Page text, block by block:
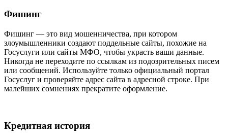
Фишинг
Фишинг — это вид мошенничества, при котором
злоумышленники создают поддельные сайты, похожие на
Госуслуги или сайты МФО, чтобы украсть ваши данные.
Никогда не переходите по ссылкам из подозрительных писем
или сообщений. Используйте только официальный портал
Госуслуг и проверяйте адрес сайта в адресной строке. При
малейших сомнениях прекратите оформление.
Кредитная история